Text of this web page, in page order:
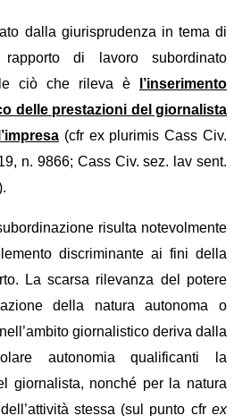
dalla giurisprudenza in tema di
di lavoro subordinato
ciò che rileva è
l’inserimento
delle prestazioni del giornalista
(cfr ex plurimis Cass Civ.
n. 9866; Cass Civ. sez. lav sent.
risulta notevolmente
discriminante ai fini della
La scarsa rilevanza del potere
della natura autonoma o
giornalistico deriva dalla
autonomia qualificanti la
giornalista, nonché per la natura
stessa (sul punto cfr ex